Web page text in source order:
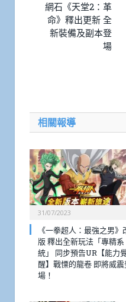
網石《天堂2：革
命》釋出更新 全
新裝備及副本登
場
相關報導
31/07/2023
《一拳超人：最強之男》
版 釋出全新玩法「專精系
統」 同步預告UR【能力
醒】戰慄的龍卷 即將威震
場！